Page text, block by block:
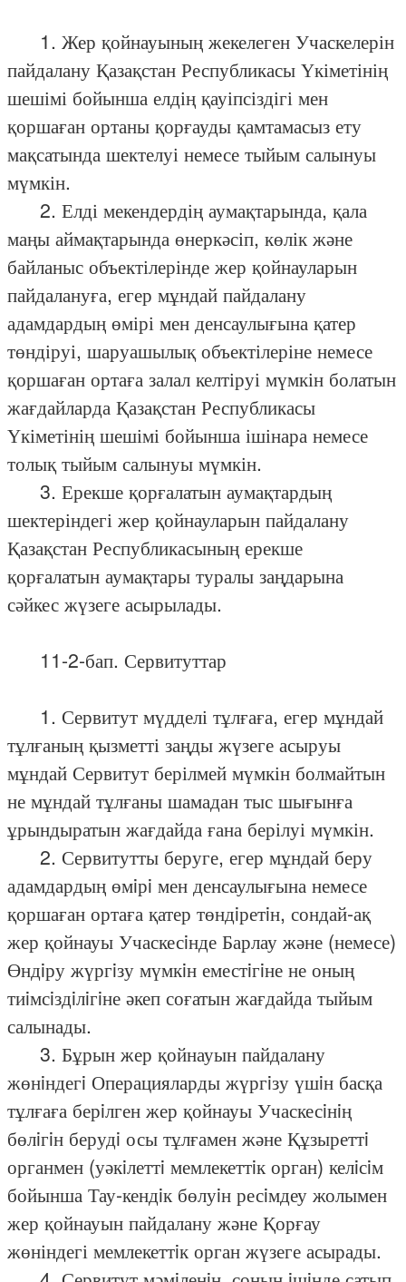
1. Жер қойнауының жекелеген Учаскелерін
пайдалану Қазақстан Республикасы Үкіметінің
шешімі бойынша елдің қауіпсіздігі мен
қоршаған ортаны қорғауды қамтамасыз ету
мақсатында шектелуі немесе тыйым салынуы
мүмкін.
2. Елді мекендердің аумақтарында, қала
маңы аймақтарында өнеркәсіп, көлік және
байланыс объектілерінде жер қойнауларын
пайдалануға, егер мұндай пайдалану
адамдардың өмірі мен денсаулығына қатер
төндіруі, шаруашылық объектілеріне немесе
қоршаған ортаға залал келтіруі мүмкін болатын
жағдайларда Қазақстан Республикасы
Үкіметінің шешімі бойынша ішінара немесе
толық тыйым салынуы мүмкін.
3. Ерекше қорғалатын аумақтардың
шектеріндегі жер қойнауларын пайдалану
Қазақстан Республикасының ерекше
қорғалатын аумақтары туралы заңдарына
сәйкес жүзеге асырылады.
11-2-бап. Сервитуттар
1. Сервитут мүдделі тұлғаға, егер мұндай
тұлғаның қызметті заңды жүзеге асыруы
мұндай Сервитут берілмей мүмкін болмайтын
не мұндай тұлғаны шамадан тыс шығынға
ұрындыратын жағдайда ғана берілуі мүмкін.
2. Сервитутты беруге, егер мұндай беру
адамдардың өмiрi мен денсаулығына немесе
қоршаған ортаға қатер төндiретiн, сондай-ақ
жер қойнауы Учаскесiнде Барлау және (немесе)
Өндiру жүргiзу мүмкiн еместiгiне не оның
тиiмсiздiлiгiне әкеп соғатын жағдайда тыйым
салынады.
3. Бұрын жер қойнауын пайдалану
жөнiндегi Операцияларды жүргiзу үшiн басқа
тұлғаға берiлген жер қойнауы Учаскесiнiң
бөлiгiн берудi осы тұлғамен және Құзыреттi
органмен (уәкiлеттi мемлекеттiк орган) келiсiм
бойынша Тау-кендiк бөлуiн ресiмдеу жолымен
жер қойнауын пайдалану және Қорғау
жөніндегі мемлекеттiк орган жүзеге асырады.